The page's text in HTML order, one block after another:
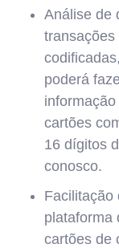
Análise de
poderá
cartões
16 dígitos
conosco.
Facilitação
plataforma
cartões de